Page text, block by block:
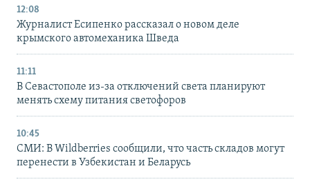
12:08
Журналист Есипенко рассказал о новом деле
крымского автомеханика Шведа
11:11
В Севастополе из-за отключений света планируют
менять схему питания светофоров
10:45
СМИ: В Wildberries сообщили, что часть складов могут
перенести в Узбекистан и Беларусь